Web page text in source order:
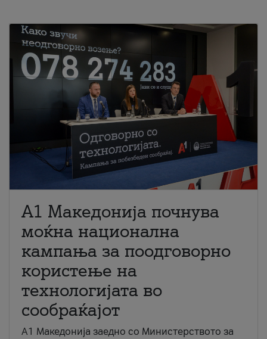
A1 Македонија почнува
моќна национална
кампања за поодговорно
користење на
технологијата во
сообраќајот
A1 Македонија заедно со Министерството за